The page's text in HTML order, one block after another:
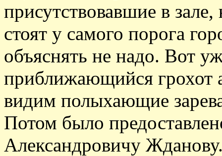
присутствовавшие в
стоят у самого порога
объяснять не надо. Вот
приближающийся грохот
видим полыхающие
Потом было
Александровичу